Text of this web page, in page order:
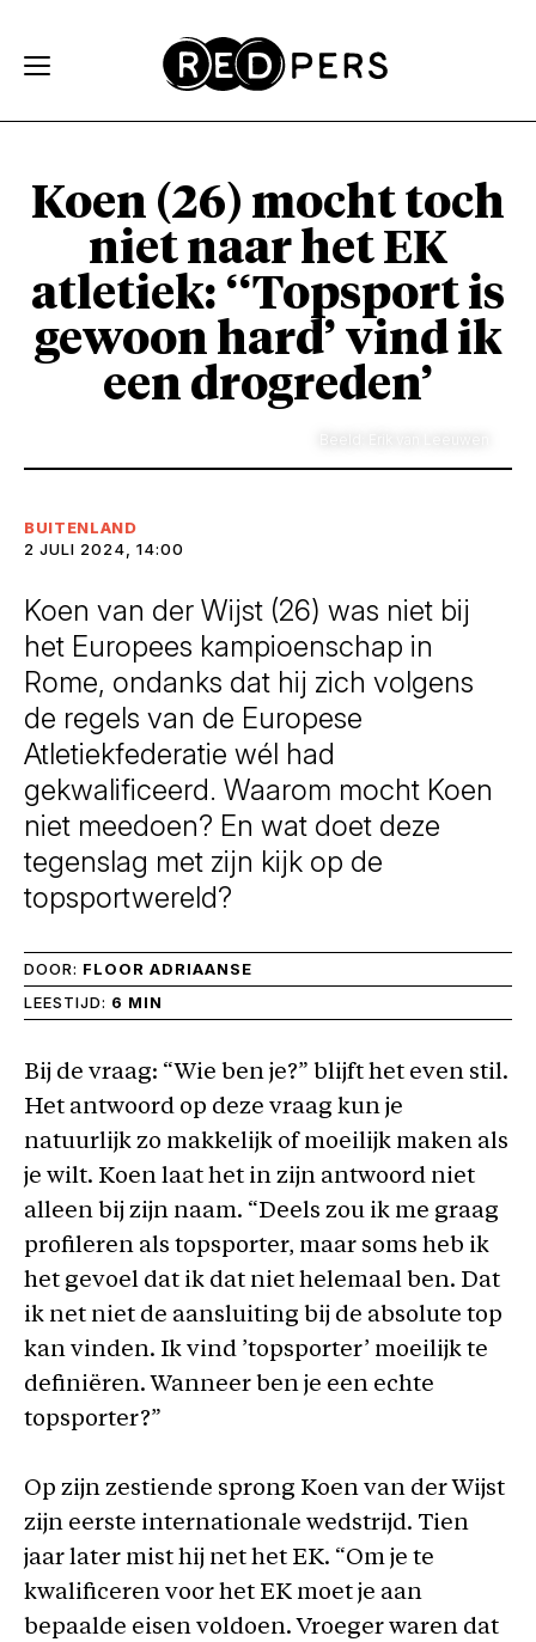
Koen (26) mocht toch
niet naar het EK
atletiek: ‘‘Topsport is
gewoon hard’ vind ik
een drogreden’
BUITENLAND
2 JULI 2024, 14:00
Koen van der Wijst (26) was niet bij
het Europees kampioenschap in
Rome, ondanks dat hij zich volgens
de regels van de Europese
Atletiekfederatie wél had
gekwalificeerd. Waarom mocht Koen
niet meedoen? En wat doet deze
tegenslag met zijn kijk op de
topsportwereld?
DOOR: FLOOR ADRIAANSE
LEESTIJD: 6 MIN
Bij de vraag: “Wie ben je?” blijft het even stil.
Het antwoord op deze vraag kun je
natuurlijk zo makkelijk of moeilijk maken als
je wilt. Koen laat het in zijn antwoord niet
alleen bij zijn naam. “Deels zou ik me graag
profileren als topsporter, maar soms heb ik
het gevoel dat ik dat niet helemaal ben. Dat
ik net niet de aansluiting bij de absolute top
kan vinden. Ik vind ’topsporter’ moeilijk te
definiëren. Wanneer ben je een echte
topsporter?”
Op zijn zestiende sprong Koen van der Wijst
zijn eerste internationale wedstrijd. Tien
jaar later mist hij net het EK. “Om je te
kwalificeren voor het EK moet je aan
bepaalde eisen voldoen. Vroeger waren dat